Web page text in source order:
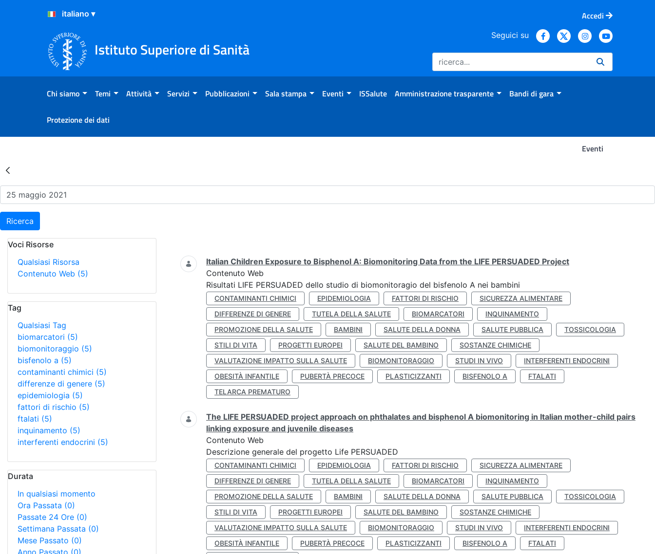
Salta al Contenuto
Salta al Footer
Accedi
Istituto Superiore di Sanità
Seguici su
Chi siamo Temi Attività Servizi Pubblicazioni Sala stampa Eventi ISSalute Amministrazione trasparente Bandi di gara
Protezione dei dati
Eventi
Risultati della Ricerca - Eventi
Ricerca
Voci Risorse
Qualsiasi Risorsa
Contenuto Web (5)
Tag
Qualsiasi Tag
biomarcatori (5)
biomonitoraggio (5)
bisfenolo a (5)
contaminanti chimici (5)
differenze di genere (5)
epidemiologia (5)
fattori di rischio (5)
ftalati (5)
inquinamento (5)
interferenti endocrini (5)
Durata
In qualsiasi momento
Ora Passata (0)
Passate 24 Ore (0)
Settimana Passata (0)
Mese Passato (0)
Anno Passato (0)
Ricerca
Italian Children Exposure to Bisphenol A: Biomonitoring Data from the LIFE PERSUADED Project
Contenuto Web
Risultati LIFE PERSUADED dello studio di biomonitoragio del bisfenolo A nei bambini
CONTAMINANTI CHIMICI EPIDEMIOLOGIA FATTORI DI RISCHIO
SICUREZZA ALIMENTARE
DIFFERENZE DI GENERE
TUTELA DELLA SALUTE BIOMARCATORI
INQUINAMENTO
PROMOZIONE DELLA SALUTE
BAMBINI SALUTE DELLA DONNA SALUTE PUBBLICA
TOSSICOLOGIA
STILI DI VITA
PROGETTI EUROPEI SALUTE DEL BAMBINO
SOSTANZE CHIMICHE
VALUTAZIONE IMPATTO SULLA SALUTE
BIOMONITORAGGIO STUDI IN VIVO
INTERFERENTI ENDOCRINI
OBESITÀ INFANTILE
PUBERTÀ PRECOCE PLASTICIZZANTI BISFENOLO A
FTALATI
TELARCA PREMATURO
The LIFE PERSUADED project approach on phthalates and bisphenol A biomonitoring in Italian mother-child pairs
linking exposure and juvenile diseases
Contenuto Web
Descrizione generale del progetto Life PERSUADED
CONTAMINANTI CHIMICI EPIDEMIOLOGIA FATTORI DI RISCHIO
SICUREZZA ALIMENTARE
DIFFERENZE DI GENERE
TUTELA DELLA SALUTE BIOMARCATORI
INQUINAMENTO
PROMOZIONE DELLA SALUTE
BAMBINI SALUTE DELLA DONNA SALUTE PUBBLICA
TOSSICOLOGIA
STILI DI VITA
PROGETTI EUROPEI SALUTE DEL BAMBINO
SOSTANZE CHIMICHE
VALUTAZIONE IMPATTO SULLA SALUTE
BIOMONITORAGGIO STUDI IN VIVO
INTERFERENTI ENDOCRINI
OBESITÀ INFANTILE
PUBERTÀ PRECOCE PLASTICIZZANTI BISFENOLO A
FTALATI